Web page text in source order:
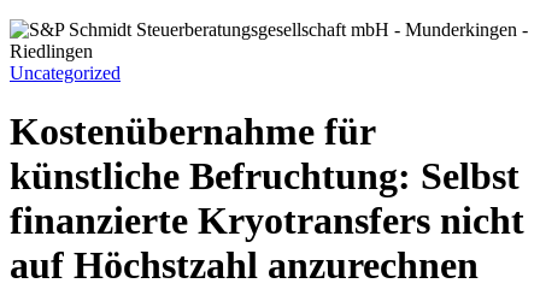
Uncategorized
Kostenübernahme für
künstliche Befruchtung: Selbst
finanzierte Kryotransfers nicht
auf Höchstzahl anzurechnen